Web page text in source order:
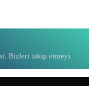
Bizleri takip etmeyi